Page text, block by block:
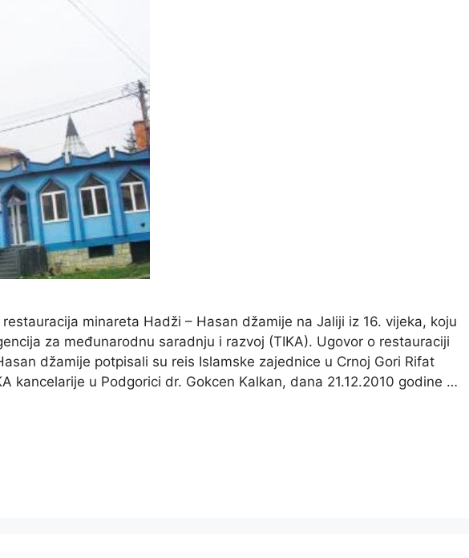
restauracija minareta Hadži – Hasan džamije na Jaliji iz 16. vijeka, koju
za međunarodnu saradnju i razvoj (TIKA). Ugovor o restauraciji
džamije potpisali su reis Islamske zajednice u Crnoj Gori Rifat
kancelarije u Podgorici dr. Gokcen Kalkan, dana 21.12.2010 godine …